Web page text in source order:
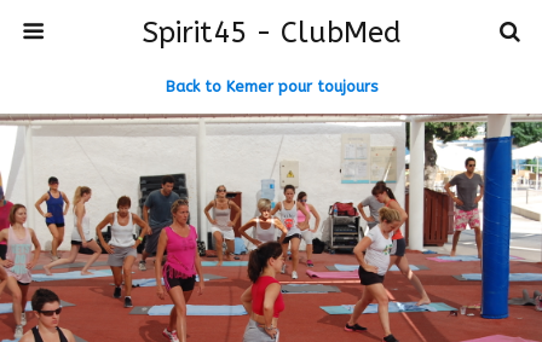
Spirit45 - ClubMed
Back to Kemer pour toujours